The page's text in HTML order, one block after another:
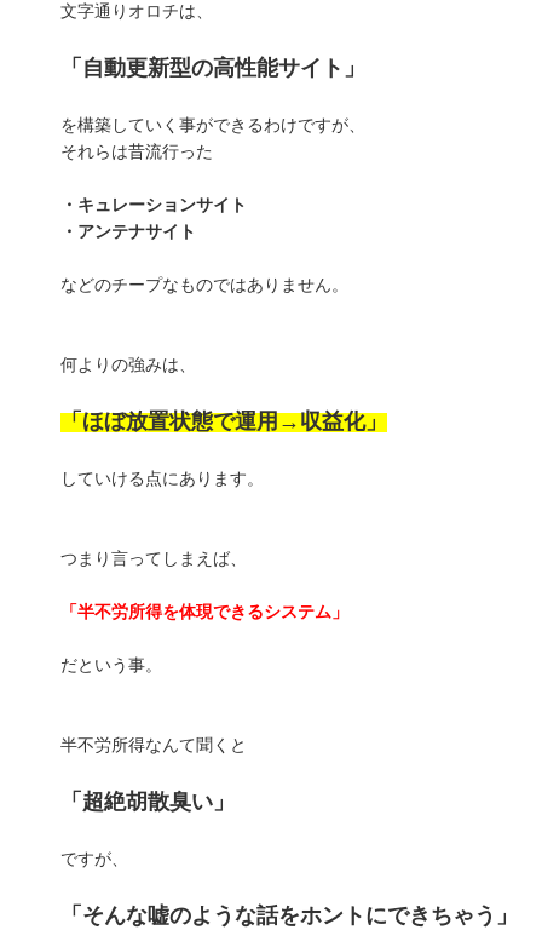
文字通りオロチは、
「自動更新型の高性能サイト」
を構築していく事ができるわけですが、
それらは昔流行った
・キュレーションサイト
・アンテナサイト
などのチープなものではありません。
何よりの強みは、
「ほぼ放置状態で運用→収益化」
していける点にあります。
つまり言ってしまえば、
「半不労所得を体現できるシステム」
だという事。
半不労所得なんて聞くと
「超絶胡散臭い」
ですが、
「そんな嘘のような話をホントにできちゃう」